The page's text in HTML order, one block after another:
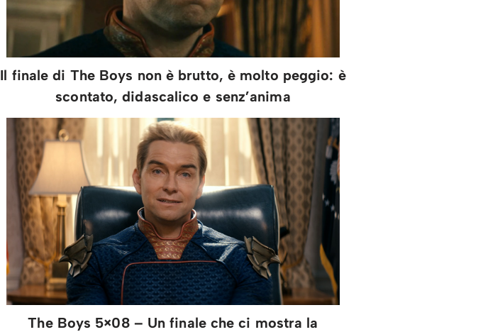
Il finale di The Boys non è brutto, è molto peggio: è
scontato, didascalico e senz’anima
The Boys 5×08 – Un finale che ci mostra la